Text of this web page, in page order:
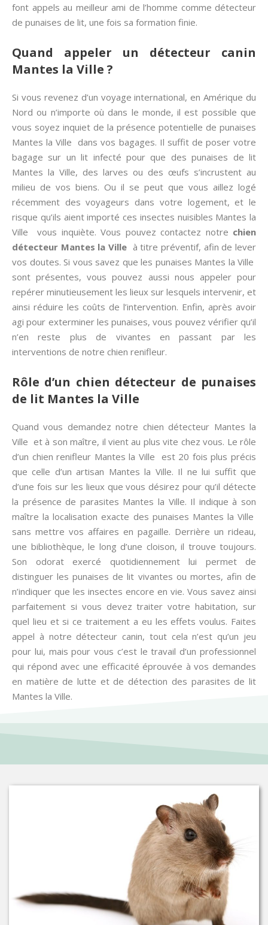
font appels au meilleur ami de l’homme comme détecteur
de punaises de lit, une fois sa formation finie.
Quand appeler un détecteur canin
Mantes la Ville ?
Si vous revenez d’un voyage international, en Amérique du
Nord ou n’importe où dans le monde, il est possible que
vous soyez inquiet de la présence potentielle de punaises
Mantes la Ville dans vos bagages. Il suffit de poser votre
bagage sur un lit infecté pour que des punaises de lit
Mantes la Ville, des larves ou des œufs s’incrustent au
milieu de vos biens. Ou il se peut que vous aillez logé
récemment des voyageurs dans votre logement, et le
risque qu’ils aient importé ces insectes nuisibles Mantes la
Ville vous inquiète. Vous pouvez contactez notre chien
détecteur Mantes la Ville à titre préventif, afin de lever
vos doutes. Si vous savez que les punaises Mantes la Ville
sont présentes, vous pouvez aussi nous appeler pour
repérer minutieusement les lieux sur lesquels intervenir, et
ainsi réduire les coûts de l’intervention. Enfin, après avoir
agi pour exterminer les punaises, vous pouvez vérifier qu’il
n’en reste plus de vivantes en passant par les
interventions de notre chien renifleur.
Rôle d’un chien détecteur de punaises
de lit Mantes la Ville
Quand vous demandez notre chien détecteur Mantes la
Ville et à son maître, il vient au plus vite chez vous. Le rôle
d’un chien renifleur Mantes la Ville est 20 fois plus précis
que celle d’un artisan Mantes la Ville. Il ne lui suffit que
d’une fois sur les lieux que vous désirez pour qu’il détecte
la présence de parasites Mantes la Ville. Il indique à son
maître la localisation exacte des punaises Mantes la Ville
sans mettre vos affaires en pagaille. Derrière un rideau,
une bibliothèque, le long d’une cloison, il trouve toujours.
Son odorat exercé quotidiennement lui permet de
distinguer les punaises de lit vivantes ou mortes, afin de
n’indiquer que les insectes encore en vie. Vous savez ainsi
parfaitement si vous devez traiter votre habitation, sur
quel lieu et si ce traitement a eu les effets voulus. Faites
appel à notre détecteur canin, tout cela n’est qu’un jeu
pour lui, mais pour vous c’est le travail d’un professionnel
qui répond avec une efficacité éprouvée à vos demandes
en matière de lutte et de détection des parasites de lit
Mantes la Ville.